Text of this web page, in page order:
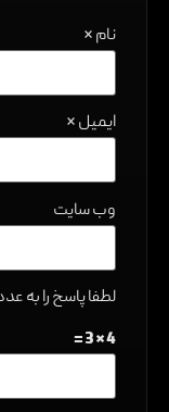
نام*
ایمیل*
وب‌ سایت
لطفا پاسخ را به
4 × 3 =